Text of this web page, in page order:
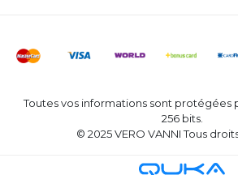
Toutes vos informations sont protégées
256 bits.
© 2025 VERO VANNI Tous